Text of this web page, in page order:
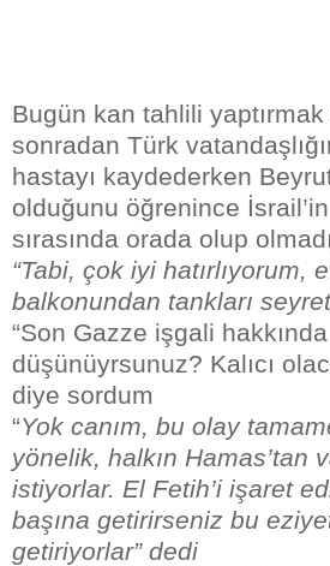
Bugün kan tahlili
sonradan Türk
hastayı kaydederken
olduğunu öğrenince
sırasında orada olup
“Tabi, çok iyi hatırlıyorum,
balkonundan tankları
“Son Gazze işgali
düşünüyrsunuz? Kalıcı
diye sordum
“Yok canım, bu olay
yönelik, halkın Hamas’tan
istiyorlar. El Fetih’i işaret
başına getirirseniz bu
getiriyorlar” dedi